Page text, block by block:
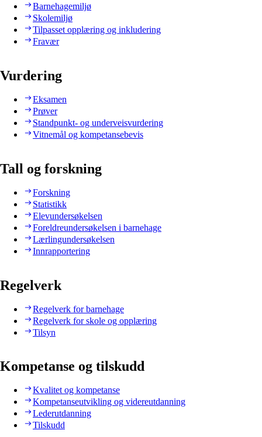
Barnehagemiljø
Skolemiljø
Tilpasset opplæring og inkludering
Fravær
Vurdering
Eksamen
Prøver
Standpunkt- og underveisvurdering
Vitnemål og kompetansebevis
Tall og forskning
Forskning
Statistikk
Elevundersøkelsen
Foreldreundersøkelsen i barnehage
Lærlingundersøkelsen
Innrapportering
Regelverk
Regelverk for barnehage
Regelverk for skole og opplæring
Tilsyn
Kompetanse og tilskudd
Kvalitet og kompetanse
Kompetanseutvikling og videreutdanning
Lederutdanning
Tilskudd